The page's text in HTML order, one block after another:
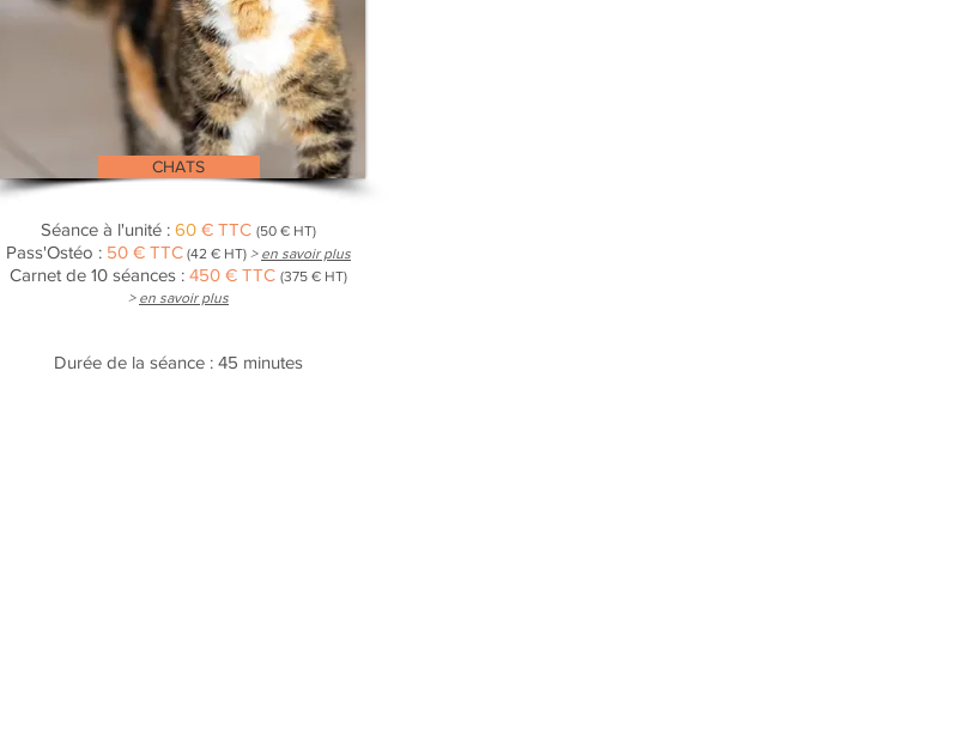
CHATS
Séance à l'unité : 60 € TTC (50 € HT)
Pass'Ostéo : 50 € TTC (42 € HT) > en savoir plus
Carnet de 10 séances : 450 € TTC (375 € HT)
> en savoir plus
Durée de la séance : 45 minutes